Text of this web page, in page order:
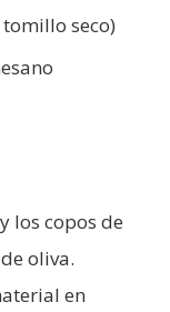
seco)
los copos de
oliva.
en